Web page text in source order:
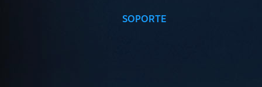
SOPORTE